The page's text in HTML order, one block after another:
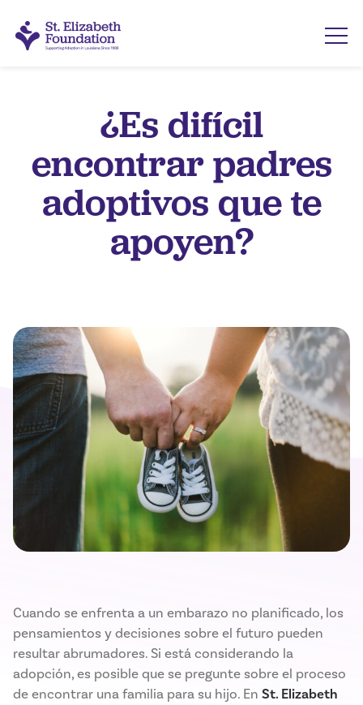
¿Es difícil
encontrar padres
adoptivos que te
apoyen?
Cuando se enfrenta a un embarazo no planificado, los
pensamientos y decisiones sobre el futuro pueden
resultar abrumadores. Si está considerando la
adopción, es posible que se pregunte sobre el proceso
de encontrar una familia para su hijo. En St. Elizabeth